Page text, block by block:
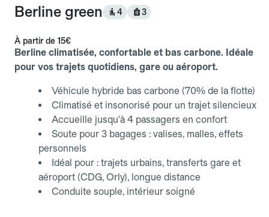
Berline green 4 3
À partir de 15€
Berline climatisée, confortable et bas carbone. Idéale
pour vos trajets quotidiens, gare ou aéroport.
Véhicule hybride bas carbone (70% de la flotte)
Climatisé et insonorisé pour un trajet silencieux
Accueille jusqu'à 4 passagers en confort
Soute pour 3 bagages : valises, malles, effets
personnels
Idéal pour : trajets urbains, transferts gare et
aéroport (CDG, Orly), longue distance
Conduite souple, intérieur soigné